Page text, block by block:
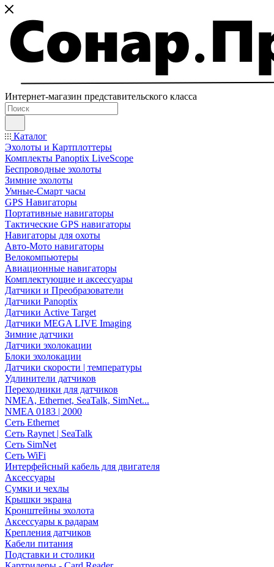
Интернет-магазин представительского класса
Каталог
Эхолоты и Картплоттеры
Комплекты Panoptix LiveScope
Беспроводные эхолоты
Зимние эхолоты
Умные-Смарт часы
GPS Навигаторы
Портативные навигаторы
Тактические GPS навигаторы
Навигаторы для охоты
Авто-Мото навигаторы
Велокомпьютеры
Авиационные навигаторы
Комплектующие и аксессуары
Датчики и Преобразователи
Датчики Panoptix
Датчики Active Target
Датчики MEGA LIVE Imaging
Зимние датчики
Датчики эхолокации
Блоки эхолокации
Датчики скорости | температуры
Удлинители датчиков
Переходники для датчиков
NMEA, Ethernet, SeaTalk, SimNet...
NMEA 0183 | 2000
Сеть Ethernet
Сеть Raynet | SeaTalk
Сеть SimNet
Сеть WiFi
Интерфейсный кабель для двигателя
Аксессуары
Сумки и чехлы
Крышки экрана
Кронштейны эхолота
Аксессуары к радарам
Крепления датчиков
Кабели питания
Подставки и столики